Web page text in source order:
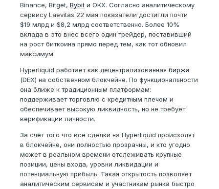
Binance, Bitget, Bybit и OKX. Согласно аналитическому
сервису Laevitas 22 мая показатели достигли почти
$19 млрд и $8,2 млрд соответственно. Более 10%
вклада в это внес всего один трейдер, поставивший
на рост биткоина прямо перед тем, как тот обновил
максимум.
Hyperliquid работает как децентрализованная биржа
(DEX) на собственном блокчейне. По функциональности
она ближе к традиционным платформам:
поддерживает торговлю с кредитным плечом и
обеспечивает высокую ликвидность, но не требует
верификации личности.
За счет того что все сделки на Hyperliquid происходят
в блокчейне, они полностью прозрачны, и кто угодно
может в реальном времени отслеживать крупные
позиции, цены входа, уровни ликвидации и
потенциальную прибыль. Такая открытость позволяет
аналитическим сервисам и участникам рынка быстро